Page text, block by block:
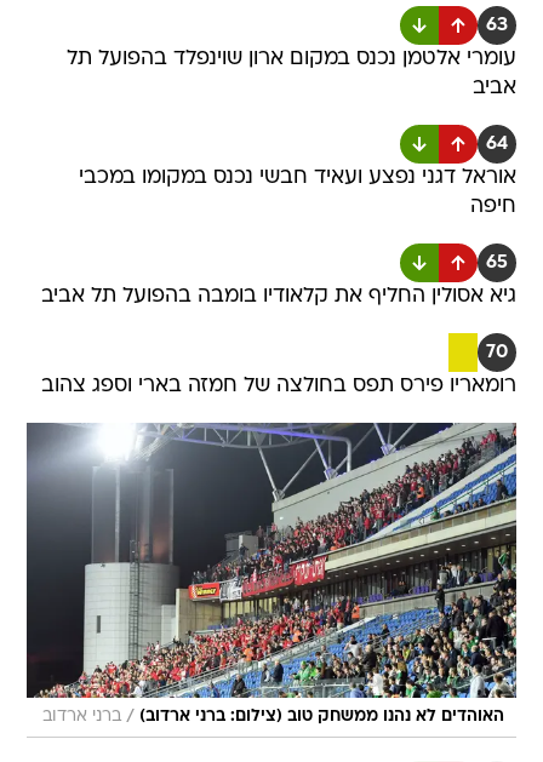
63
עומרי אלטמן נכנס במקום ארון שוינפלד בהפועל תל
אביב
64
אוראל דגני נפצע ועאיד חבשי נכנס במקומו במכבי
חיפה
65
גיא אסולין החליף את קלאודיו בומבה בהפועל תל אביב
70
רומאריו פירס תפס בחולצה של חמזה בארי וספג צהוב
האוהדים לא נהנו ממשחק טוב (צילום: ברני ארדוב) / ברני ארדוב